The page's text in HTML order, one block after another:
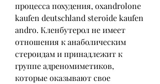
процесса похудения, oxandrolone
kaufen deutschland steroide kaufen
andro. Кленбутерол не имеет
отношения к анаболическим
стероидам и принадлежит к
группе адреномиметиков,
которые оказывают свое